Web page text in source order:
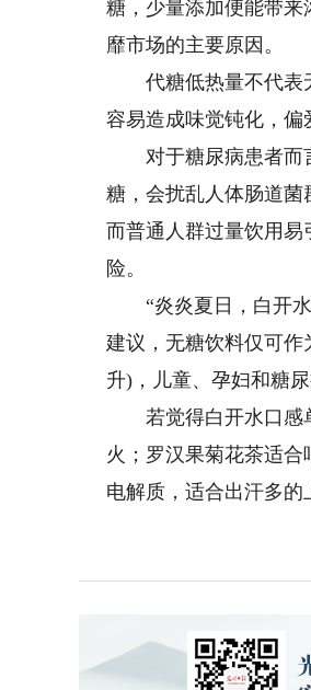
糖，少量添加便能带
靡市场的主要原因。
代糖低热量不代表无
容易造成味觉钝化，偏
对于糖尿病患者而言
糖，会扰乱人体肠道菌
而普通人群过量饮用
险。
“炎炎夏日，白开水
建议，无糖饮料仅可作
升)，儿童、孕妇和糖
若觉得白开水口感单
火；罗汉果菊花茶适
电解质，适合出汗多的